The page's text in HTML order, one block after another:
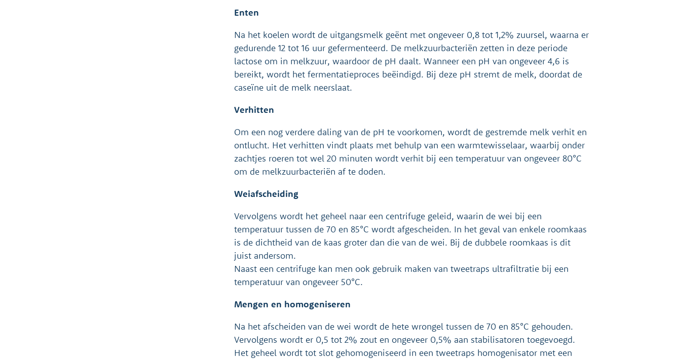
Enten
Na het koelen wordt de uitgangsmelk geënt met ongeveer 0,8 tot 1,2% zuursel, waarna er
gedurende 12 tot 16 uur gefermenteerd. De melkzuurbacteriën zetten in deze periode
lactose om in melkzuur, waardoor de pH daalt. Wanneer een pH van ongeveer 4,6 is
bereikt, wordt het fermentatieproces beëindigd. Bij deze pH stremt de melk, doordat de
caseïne uit de melk neerslaat.
Verhitten
Om een nog verdere daling van de pH te voorkomen, wordt de gestremde melk verhit en
ontlucht. Het verhitten vindt plaats met behulp van een warmtewisselaar, waarbij onder
zachtjes roeren tot wel 20 minuten wordt verhit bij een temperatuur van ongeveer 80°C
om de melkzuurbacteriën af te doden.
Weiafscheiding
Vervolgens wordt het geheel naar een centrifuge geleid, waarin de wei bij een
temperatuur tussen de 70 en 85°C wordt afgescheiden. In het geval van enkele roomkaas
is de dichtheid van de kaas groter dan die van de wei. Bij de dubbele roomkaas is dit
juist andersom.
Naast een centrifuge kan men ook gebruik maken van tweetraps ultrafiltratie bij een
temperatuur van ongeveer 50°C.
Mengen en homogeniseren
Na het afscheiden van de wei wordt de hete wrongel tussen de 70 en 85°C gehouden.
Vervolgens wordt er 0,5 tot 2% zout en ongeveer 0,5% aan stabilisatoren toegevoegd.
Het geheel wordt tot slot gehomogeniseerd in een tweetraps homogenisator met een